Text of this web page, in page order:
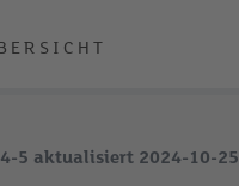
5 aktualisiert 2024-10-25